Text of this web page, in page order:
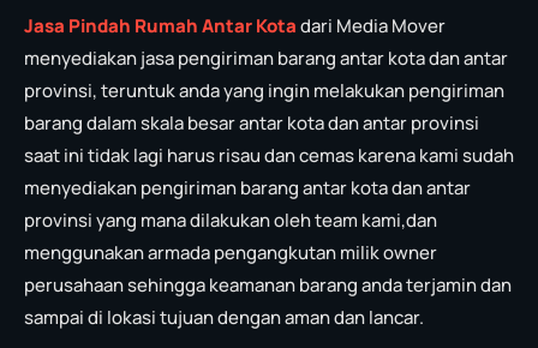
Jasa Pindah Rumah Antar Kotadari Media Mover
menyediakan jasa pengiriman barang antar kota dan antar
provinsi, teruntuk anda yang ingin melakukan pengiriman
barang dalam skala besar antar kota dan antar provinsi
saat ini tidak lagi harus risau dan cemas karena kami sudah
menyediakan pengiriman barang antar kota dan antar
provinsi yang mana dilakukan oleh team kami,dan
menggunakan armada pengangkutan milik owner
perusahaan sehingga keamanan barang anda terjamin dan
sampai di lokasi tujuan dengan aman dan lancar.